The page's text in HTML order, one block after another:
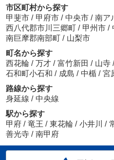
市区町村から探す
甲斐市 / 甲府市 / 中央市 / 南ア
西八代郡市川三郷町 / 甲州市 /
南巨摩郡南部町 / 山梨市
町名から探す
西花輪 / 万才 / 富竹新田 / 山寺 /
石和町小石和 / 成島 / 中楯 / 宮
路線から探す
身延線 / 中央線
駅から探す
甲府 / 竜王 / 東花輪 / 小井川 /
善光寺 / 南甲府